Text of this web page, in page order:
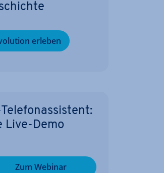
erleben
Live-Demo
Zum Webinar